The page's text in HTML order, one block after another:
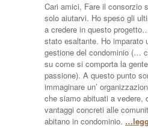
Cari amici, Fare il consorzio
solo aiutarvi. Ho speso gli
a credere in questo
stato esaltante. Ho imparato
gestione del condominio (…
su come si comporta la
passione). A questo punto
immaginare un’
che siamo abituati a vedere,
vantaggi concreti alle
abitano in condominio.